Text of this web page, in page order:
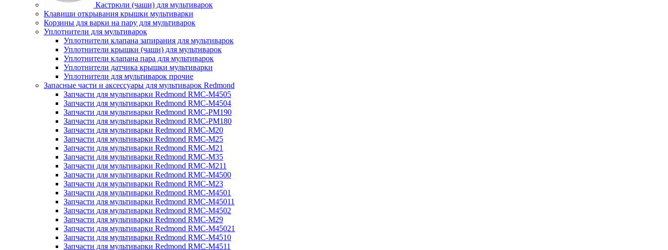
Кастрюли (чаши) для мультиварок
Клавиши открывания крышки мультиварки
Корзины для варки на пару для мультиварок
Уплотнители для мультиварок
Уплотнители клапана запирания для мультиварок
Уплотнители крышки (чаши) для мультиварок
Уплотнители клапана пара для мультиварок
Уплотнители датчика крышки мультиварки
Уплотнители для мультиварок прочие
Запасные части и аксессуары для мультиварок Redmond
Запчасти для мультиварки Redmond RMC-M4505
Запчасти для мультиварки Redmond RMC-M4504
Запчасти для мультиварки Redmond RMC-PM190
Запчасти для мультиварки Redmond RMC-PM180
Запчасти для мультиварки Redmond RMC-M20
Запчасти для мультиварки Redmond RMC-M25
Запчасти для мультиварки Redmond RMC-M21
Запчасти для мультиварки Redmond RMC-M35
Запчасти для мультиварки Redmond RMC-M211
Запчасти для мультиварки Redmond RMC-M4500
Запчасти для мультиварки Redmond RMC-M23
Запчасти для мультиварки Redmond RMC-M4501
Запчасти для мультиварки Redmond RMC-M45011
Запчасти для мультиварки Redmond RMC-M4502
Запчасти для мультиварки Redmond RMC-M29
Запчасти для мультиварки Redmond RMC-M45021
Запчасти для мультиварки Redmond RMC-M4510
Запчасти для мультиварки Redmond RMC-M4511